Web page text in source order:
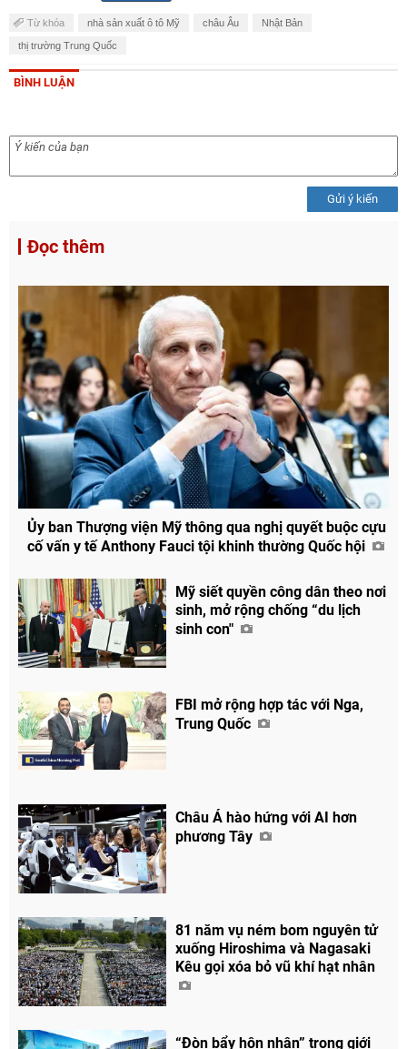
Từ khóa nhà sản xuất ô tô Mỹ châu Âu Nhật Bản
thị trường Trung Quốc
BÌNH LUẬN
Gửi ý kiến
Đọc thêm
Ủy ban Thượng viện Mỹ thông qua nghị quyết buộc cựu
cố vấn y tế Anthony Fauci tội khinh thường Quốc hội
Mỹ siết quyền công dân theo nơi
sinh, mở rộng chống “du lịch
sinh con"
FBI mở rộng hợp tác với Nga,
Trung Quốc
Châu Á hào hứng với AI hơn
phương Tây
81 năm vụ ném bom nguyên tử
xuống Hiroshima và Nagasaki
Kêu gọi xóa bỏ vũ khí hạt nhân
“Đòn bẩy hôn nhân” trong giới